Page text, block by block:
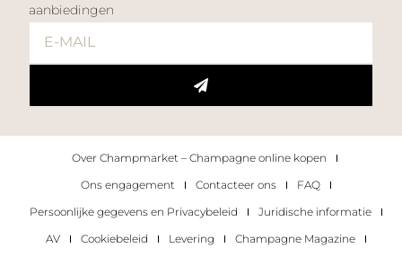
aanbiedingen
Over Champmarket – Champagne online kopen
Ons engagement
Contacteer ons
FAQ
Persoonlijke gegevens en Privacybeleid
Juridische informatie
AV
Cookiebeleid Levering Champagne Magazine